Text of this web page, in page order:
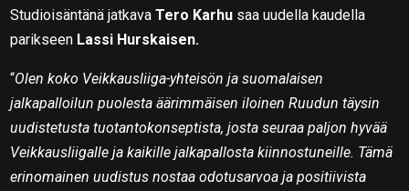
Studioisäntänä jatkavaTero Karhu saa uudella kaudella
parikseen Lassi Hurskaisen.
“Olen koko Veikkausliiga-yhteisön ja suomalaisen
jalkapalloilun puolesta äärimmäisen iloinen Ruudun täysin
uudistetusta tuotantokonseptista, josta seuraa paljon hyvää
Veikkausliigalle ja kaikille jalkapallosta kiinnostuneille. Tämä
erinomainen uudistus nostaa odotusarvoa ja positiivista